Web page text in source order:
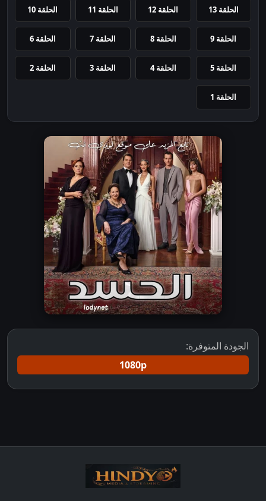
الحلقة 13 الحلقة 12 الحلقة 11 الحلقة 10
الحلقة 9 الحلقة 8 الحلقة 7 الحلقة 6
الحلقة 5 الحلقة 4 الحلقة 3 الحلقة 2
الحلقة 1
الجودة المتوفرة:
1080p